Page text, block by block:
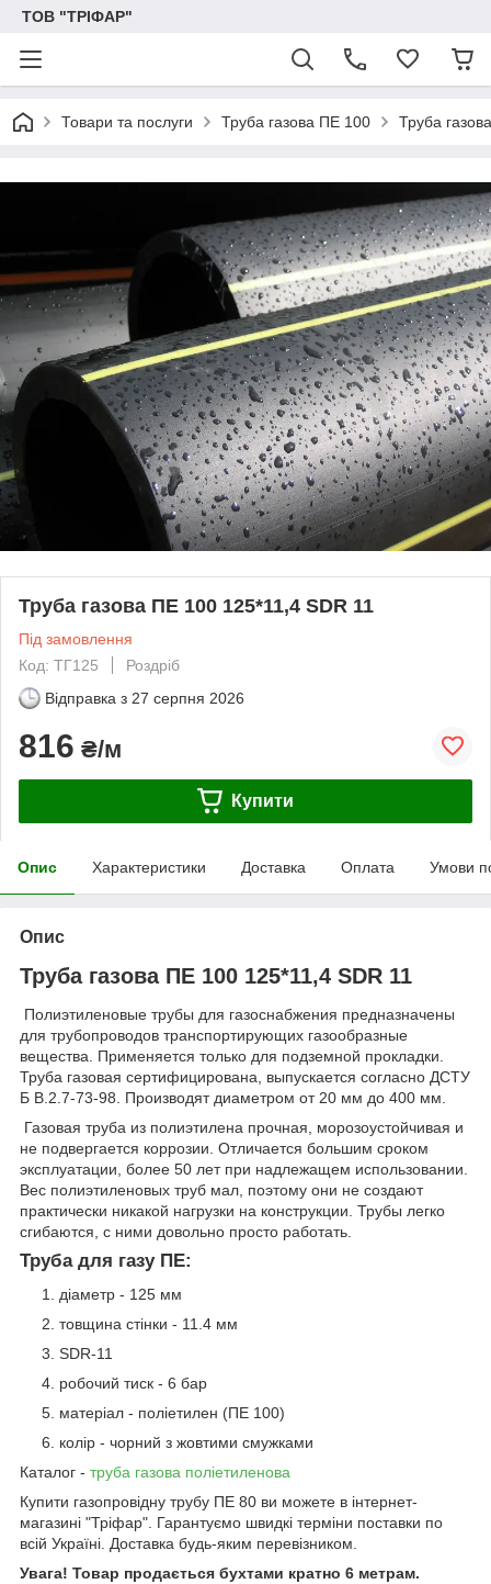
ТОВ "ТРІФАР"
Товари та послуги Труба газова ПЕ 100 Труба
Труба газова ПЕ 100 125*11,4 SDR 11
Під замовлення
Код: ТГ125
Роздріб
Відправка з 27 серпня 2026
816 ₴/м
Купити
Опис Характеристики Доставка Оплата Умови
Опис
Труба газова ПЕ 100 125*11,4 SDR 11
Полиэтиленовые трубы для газоснабжения предназначены
для трубопроводов транспортирующих газообразные
вещества. Применяется только для подземной прокладки.
Труба газовая сертифицирована, выпускается согласно ДСТУ
Б В.2.7-73-98. Производят диаметром от 20 мм до 400 мм.
Газовая труба из полиэтилена прочная, морозоустойчивая и
не подвергается коррозии. Отличается большим сроком
эксплуатации, более 50 лет при надлежащем использовании.
Вес полиэтиленовых труб мал, поэтому они не создают
практически никакой нагрузки на конструкции. Трубы легко
сгибаются, с ними довольно просто работать.
Труба для газу ПЕ:
діаметр - 125 мм
товщина стінки - 11.4 мм
SDR-11
робочий тиск - 6 бар
матеріал - поліетилен (ПЕ 100)
колір - чорний з жовтими смужками
Каталог - труба газова поліетиленова
Купити газопровідну трубу ПЕ 80 ви можете в інтернет-
магазині "Тріфар". Гарантуємо швидкі терміни поставки по
всій Україні. Доставка будь-яким перевізником.
Увага! Товар продається бухтами кратно 6 метрам.